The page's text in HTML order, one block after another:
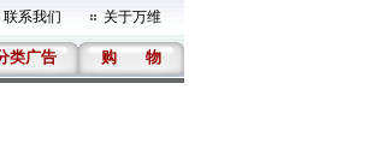
联系我们 关于万维
类广告 购 物